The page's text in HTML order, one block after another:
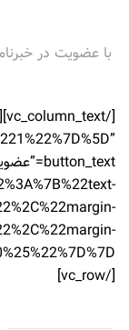
با عضویت در
[/vc_row]